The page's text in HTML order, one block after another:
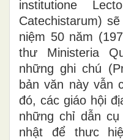
institutione
Catechistarum)
niệm 50 năm
thư Ministeria
những ghi chú
bản văn này vẫn
đó, các giáo hội
những chỉ dẫn
nhật để thưc